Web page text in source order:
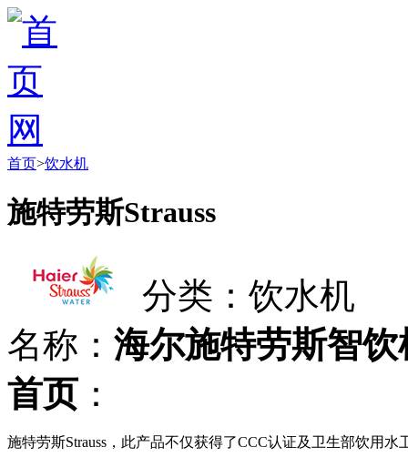
首页>饮水机
施特劳斯Strauss
分类：饮水机
名称： 海尔施特劳斯智饮
首页 ：
施特劳斯Strauss，此产品不仅获得了CCC认证及卫生部饮用